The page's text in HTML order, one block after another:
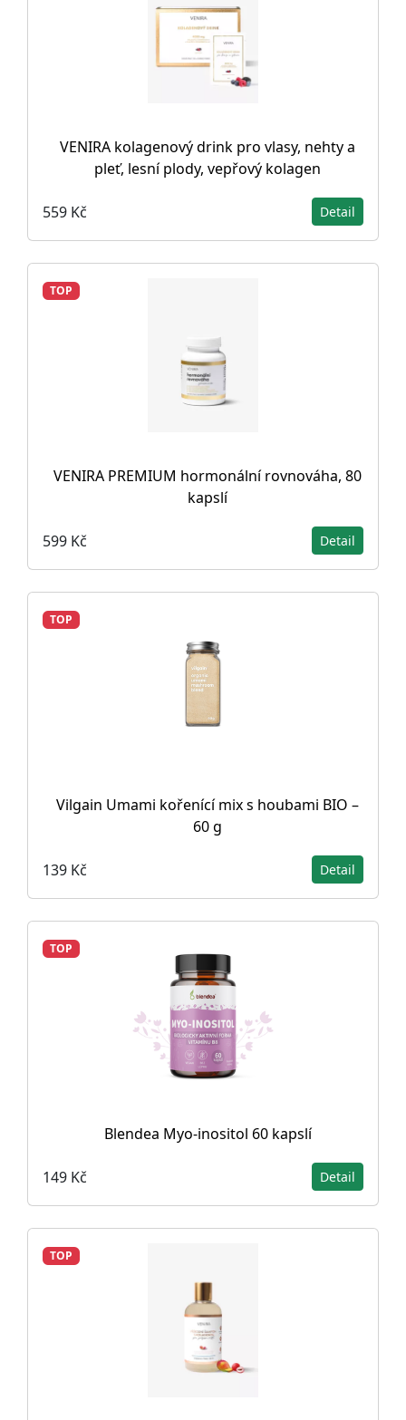
VENIRA kolagenový drink pro vlasy, nehty a
pleť, lesní plody, vepřový kolagen
559 Kč Detail
TOP
VENIRA PREMIUM hormonální rovnováha, 80
kapslí
599 Kč Detail
TOP
Vilgain Umami kořenící mix s houbami BIO –
60 g
139 Kč Detail
TOP
Blendea Myo-inositol 60 kapslí
149 Kč Detail
TOP